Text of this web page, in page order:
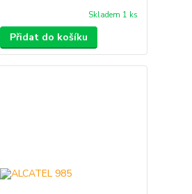
Skladem 1 ks
Přidat do košíku